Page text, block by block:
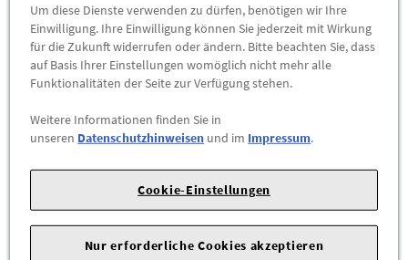
✓günstige Preise
Bei Gottfried Schultz können Sie auf eine langjährige
Mitarbeiterinnen und Mitarbeiter verfügen allesamt über
umfangreiches Know-How im Bereich der Automobiltechnik
und nehmen regelmäßig an Fortbildungen und Schulungen
teil. So sind wir immer auf dem neuesten Stand der Technik
Um diese Dienste verwenden zu dürfen, benötigen wir Ihre
Einwilligung. Ihre Einwilligung können Sie jederzeit mit Wirkung
für die Zukunft widerrufen oder ändern. Bitte beachten Sie, dass
auf Basis Ihrer Einstellungen womöglich nicht mehr alle
Funktionalitäten der Seite zur Verfügung stehen.
Weitere Informationen finden Sie in
unseren Datenschutzhinweisen und im Impressum.
Cookie-Einstellungen
Nur erforderliche Cookies akzeptieren